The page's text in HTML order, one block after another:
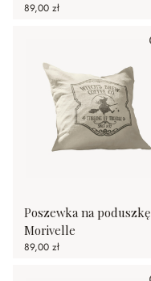
89,00 zł
Poszewka na poduszkę
Morivelle
89,00 zł